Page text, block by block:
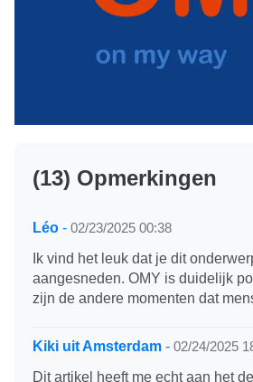
(13) Opmerkingen
Léo - 02/23/2025 00:38
Ik vind het leuk dat je dit
aangesneden. OMY is duidelijk
zijn de andere momenten dat
Kiki uit Amsterdam - 02/24/2025
Dit artikel heeft me echt aan het